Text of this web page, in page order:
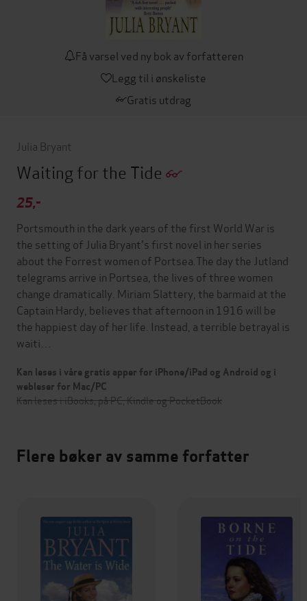
Få varsel ved ny bok av forfatteren
Legg til i ønskeliste
Gratis utdrag
Julia Bryant
Waiting for the Tide
25,-
Portsmouth in the dark years of the first World War is
the setting of Julia Bryant's first novel in her series
about the Forrest women of Portsea.The day the Jutland
telegrams arrive in Portsea, the lives of three women
change dramatically. Miriam Slattery, the barmaid at the
Captain Hardy, believes that afternoon in 1916 will be
the happiest day of her life. Instead, a terrible betrayal is
waiti…
Kan leses i våre gratis apper for iPhone/iPad og Android og i
webleser for Mac/PC
Kan leses i iBooks, på PC, Kindle og PocketBook
Flere bøker av samme forfatter